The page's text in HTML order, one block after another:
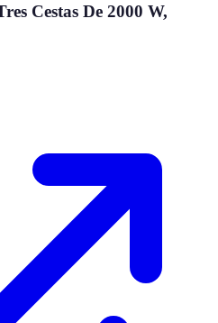
Cestas De 2000 W,